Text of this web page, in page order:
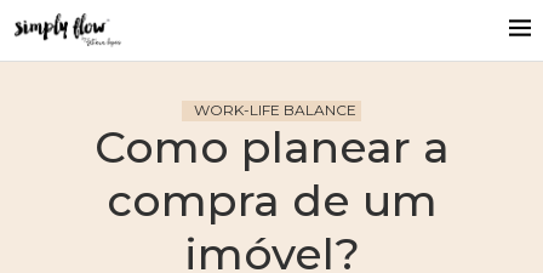
WORK-LIFE BALANCE
Como planear a
compra de um
imóvel?